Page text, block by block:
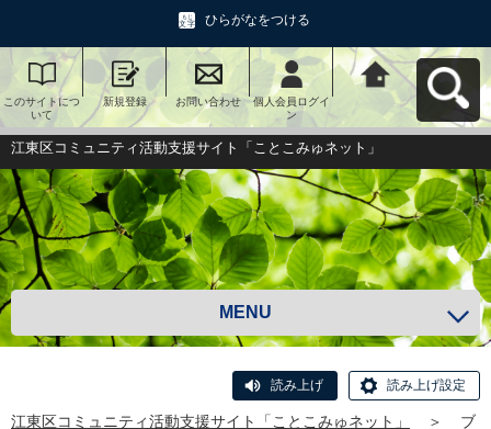
ひらがなをつける
このサイトにつ
いて
新規登録 お問い合わせ
個人会員ログイ
ン
江東区コミュニ
ティ活動支援サ
イト「ことこみ
ゅネット」へ戻
る
江東区コミュニティ活動支援サイト「ことこみゅネット」
MENU
読み上げ 読み上げ設定
江東区コミュニティ活動支援サイト「ことこみゅネット」 ＞
ブ